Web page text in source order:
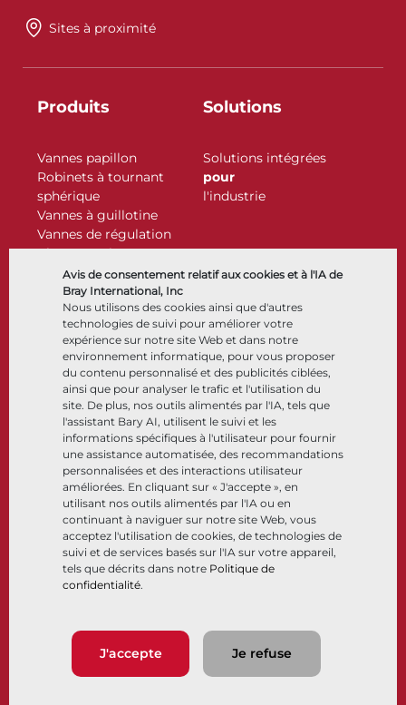
Avis de consentement relatif aux cookies et à l'IA de
Bray International, Inc
Nous utilisons des cookies ainsi que d'autres
technologies de suivi pour améliorer votre
expérience sur notre site Web et dans notre
environnement informatique, pour vous proposer
du contenu personnalisé et des publicités ciblées,
ainsi que pour analyser le trafic et l'utilisation du
site. De plus, nos outils alimentés par l'IA, tels que
l'assistant Bary AI, utilisent le suivi et les
informations spécifiques à l'utilisateur pour fournir
une assistance automatisée, des recommandations
personnalisées et des interactions utilisateur
améliorées. En cliquant sur « J'accepte », en
utilisant nos outils alimentés par l'IA ou en
continuant à naviguer sur notre site Web, vous
acceptez l'utilisation de cookies, de technologies de
suivi et de services basés sur l'IA sur votre appareil,
tels que décrits dans notre Politique de
confidentialité.
J'accepte Je refuse
Sites à proximité
Produits
Vannes papillon
Robinets à tournant
sphérique
Vannes à guillotine
Vannes de régulation
Clapets antiretour
Actionneurs
Accessoires de contrôle
Cryogénique
Solutions
Solutions intégrées
pour
l'industrie
Entreprise
À propos
Sites
Partenariats
Développement durable
Portail clients
Ressources
Documents
Centre de connaissance
Logiciels
Sélection de matériaux
Suivez-nous LinkedIn
© 2026 Bray International. Tous droits réservés
Politique de confidentialité